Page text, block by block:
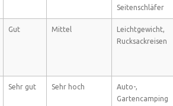
Seitenschläfer
Gut Mittel
Leichtgewicht,
Rucksackreisen
Sehr gut Sehr hoch
Auto-,
Gartencamping